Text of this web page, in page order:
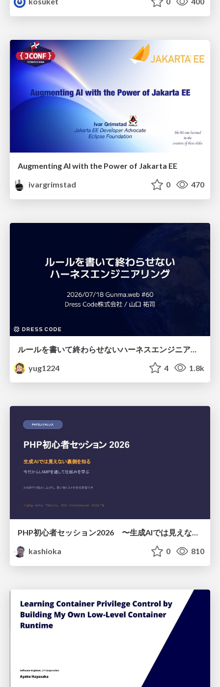
Augmenting AI with the Power of Jakarta EE
ivargrimstad
0 470
yug1224
4 1.8k
PHP初心者セッション2026 〜生成AIでは見えない裏側を知る：今だからLAMPを通して仕組みを学ぶ〜
kashioka
0 810